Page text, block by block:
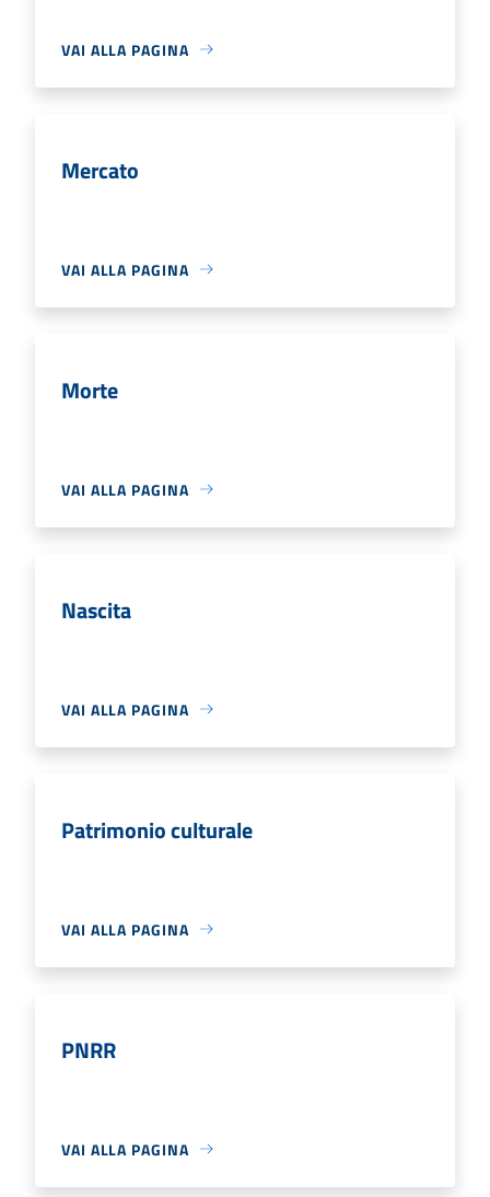
VAI ALLA PAGINA
Mercato
VAI ALLA PAGINA
Morte
VAI ALLA PAGINA
Nascita
VAI ALLA PAGINA
Patrimonio culturale
VAI ALLA PAGINA
PNRR
VAI ALLA PAGINA